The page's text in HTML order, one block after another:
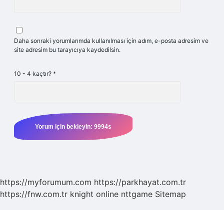
Daha sonraki yorumlarımda kullanılması için adım, e-posta adresim ve
site adresim bu tarayıcıya kaydedilsin.
10 - 4 kaçtır? *
https://myforumum.com https://parkhayat.com.tr
https://fnw.com.tr knight online nttgame Sitemap